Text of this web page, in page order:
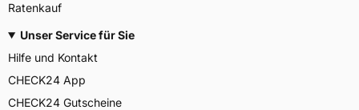
Ratenkauf
Unser Service für Sie
Hilfe und Kontakt
CHECK24 App
CHECK24 Gutscheine